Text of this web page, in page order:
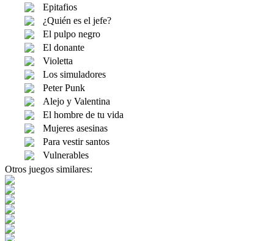
Epitafios
¿Quién es el jefe?
El pulpo negro
El donante
Violetta
Los simuladores
Peter Punk
Alejo y Valentina
El hombre de tu vida
Mujeres asesinas
Para vestir santos
Vulnerables
Otros juegos similares: